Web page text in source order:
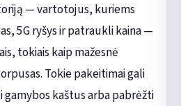
— vartotojus, kuriems
5G ryšys ir patraukli kaina —
tokiais kaip mažesnė
Tokie pakeitimai gali
gamybos kaštus arba pabrėžti